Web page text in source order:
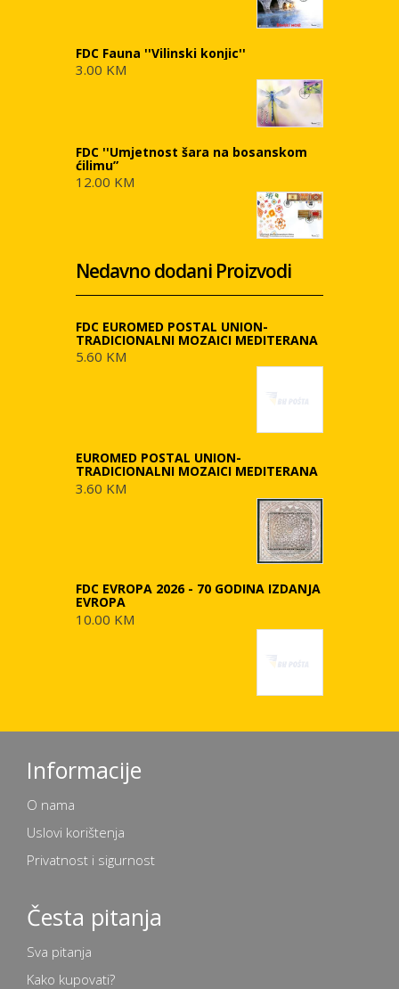
FDC Fauna ''Vilinski konjic''
3.00 KM
FDC ''Umjetnost šara na bosanskom
ćilimu”
12.00 KM
Nedavno dodani Proizvodi
FDC EUROMED POSTAL UNION-
TRADICIONALNI MOZAICI MEDITERANA
5.60 KM
EUROMED POSTAL UNION-
TRADICIONALNI MOZAICI MEDITERANA
3.60 KM
FDC EVROPA 2026 - 70 GODINA IZDANJA
EVROPA
10.00 KM
Informacije
O nama
Uslovi korištenja
Privatnost i sigurnost
Česta pitanja
Sva pitanja
Kako kupovati?